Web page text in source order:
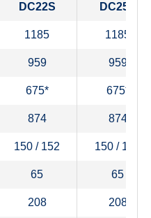
DC22S DC25S
1185 1185
959 959
675* 675*
874 874
150 / 152 150 / 152
65 65
208 208